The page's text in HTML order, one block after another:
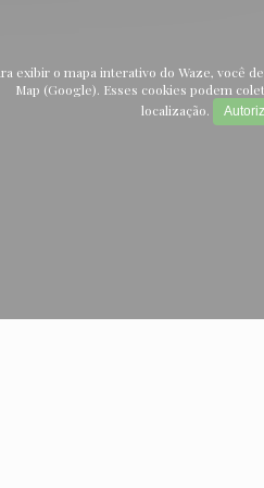
exibir o mapa interativo do Waze, você
Map (Google). Esses cookies podem
localização.